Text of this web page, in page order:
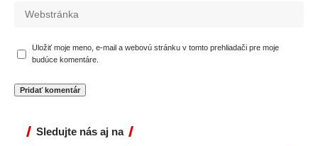
Uložiť moje meno, e-mail a webovú stránku v tomto prehliadači pre moje
budúce komentáre.
Sledujte nás aj na